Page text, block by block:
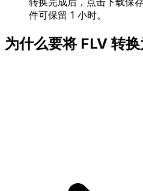
件可保留 1 小时。
为什么要将 FLV 转